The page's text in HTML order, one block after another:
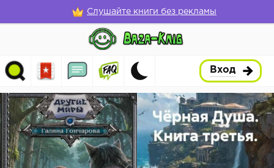
Слушайте книги без рекламы
Вход